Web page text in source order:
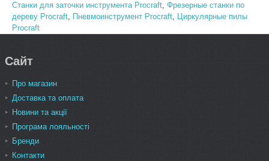
Станки для заточки инструмента Procraft, Фрезерные станки по
дереву Procraft, Пневмоинструмент Procraft, Циркулярные пилы
Procraft
Сайт
Про магазин
Доставка та оплата
Новини та акції
Програма лояльності
Бренди
Контакти